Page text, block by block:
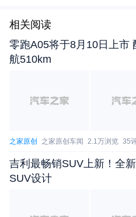
相关阅读
零跑A05将于8月10日上市
航510km
之家原创 之家原创车闻 2.1万浏览 35
吉利最畅销SUV上新！全
SUV设计